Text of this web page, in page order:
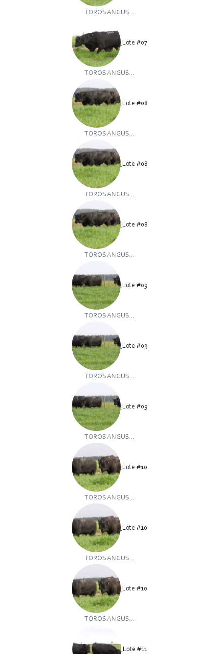
TOROS ANGUS...
Lote #07
TOROS ANGUS...
Lote #08
TOROS ANGUS...
Lote #08
TOROS ANGUS...
Lote #08
TOROS ANGUS...
Lote #09
TOROS ANGUS...
Lote #09
TOROS ANGUS...
Lote #09
TOROS ANGUS...
Lote #10
TOROS ANGUS...
Lote #10
TOROS ANGUS...
Lote #10
TOROS ANGUS...
Lote #11